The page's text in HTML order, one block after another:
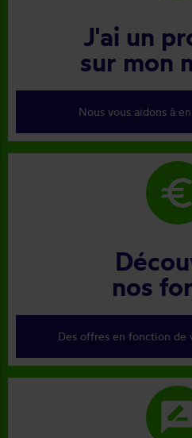
J'ai un
sur mon
Nous vous aidons à
euro
nos
Des offres en fonction de